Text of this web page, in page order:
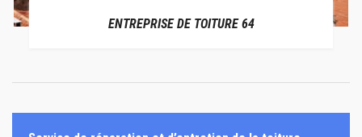
ENTREPRISE DE TOITURE 64